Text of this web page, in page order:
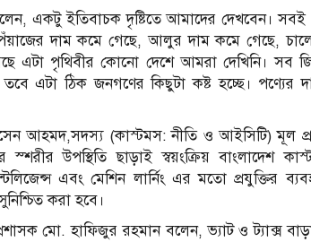
বলেন, একটু ইতিবাচক দৃষ্টিতে আমাদের দেখবেন।
দাম কমে গেছে, আলুর দাম কমে গেছে,
এটা পৃথিবীর কোনো দেশে আমরা দেখিনি। সব
এটা ঠিক জনগণের কিছুটা কষ্ট হচ্ছে। পণ্যের
আহমদ,সদস্য (কাস্টমস: নীতি ও আইসিটি) মূল
উপস্থিতি ছাড়াই স্বয়ংক্রিয় বাংলাদেশ
এবং মেশিন লার্নিং এর মতো প্রযুক্তির
করা হবে।
মো. হাফিজুর রহমান বলেন, ভ্যাট ও ট্যাক্স